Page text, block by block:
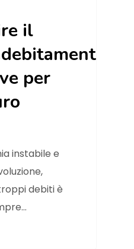
il
per
instabile e
debiti è